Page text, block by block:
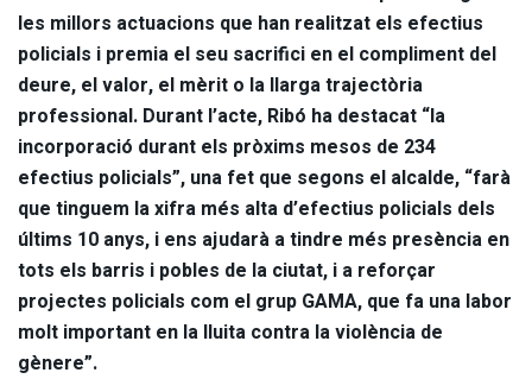
les millors actuacions que han realitzat els efectius
policials i premia el seu sacrifici en el compliment del
deure, el valor, el mèrit o la llarga trajectòria
professional. Durant l’acte, Ribó ha destacat “la
incorporació durant els pròxims mesos de 234
efectius policials”, una fet que segons el alcalde, “farà
que tinguem la xifra més alta d’efectius policials dels
últims 10 anys, i ens ajudarà a tindre més presència en
tots els barris i pobles de la ciutat, i a reforçar
projectes policials com el grup GAMA, que fa una labor
molt important en la lluita contra la violència de
gènere”.